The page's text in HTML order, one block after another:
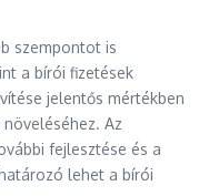
szempontot is
a bírói fizetések
jelentős mértékben
Az
fejlesztése és a
lehet a bírói